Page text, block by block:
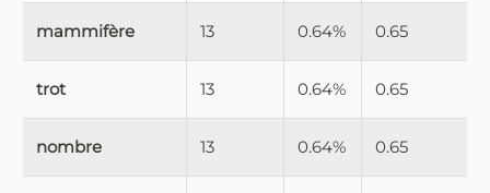
mammifère 13 0.64% 0.65
trot 13 0.64% 0.65
nombre 13 0.64% 0.65